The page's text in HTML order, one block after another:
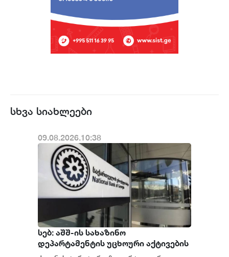
სხვა სიახლეები
09.08.2026.10:38
სებ: აშშ-ის სახაზინო
დეპარტამენტის უცხოური აქტივების
კონტროლის ოფისის (OFAC) მიერ